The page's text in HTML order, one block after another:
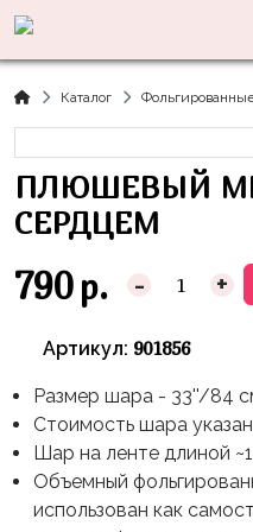
Каталог
ПЛЮШЕВЫЙ
СЕРДЦЕМ
790 р. - +
Артикул: 901856
Размер шара - 33''/84
Стоимость шара
Шар на ленте длиной
Объемный
использован как
консультация?
Акции
Хиты
Каталог
Латексные
шары
без
Латексные
рисунком
Фольгированные
сердца/
звёзды
Праздники
8
марта
23
Дембель
Родился
День
Рождения
LOVE
День
Тематики
Оранжевая
Корова
Маша
Медведь
Трактор
Миньоны
Пикачу
Леди
Баг
Информация
О нас
Доставка
и оплата
Контакты
+7(910)888-
48-
60